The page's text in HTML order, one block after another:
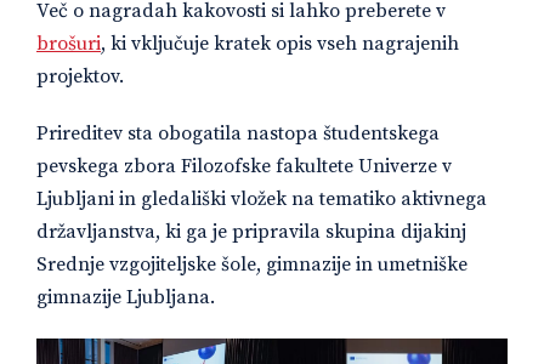
Več o nagradah kakovosti si lahko preberete v
brošuri, ki vključuje kratek opis vseh nagrajenih
projektov.
Prireditev sta obogatila nastopa študentskega
pevskega zbora Filozofske fakultete Univerze v
Ljubljani in gledališki vložek na tematiko aktivnega
državljanstva, ki ga je pripravila skupina dijakinj
Srednje vzgojiteljske šole, gimnazije in umetniške
gimnazije Ljubljana.